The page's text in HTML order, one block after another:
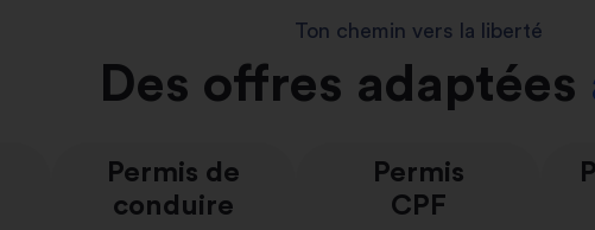
Ton chemin vers la liberté
Des offres adaptées
Permis de
conduire
Permis
CPF